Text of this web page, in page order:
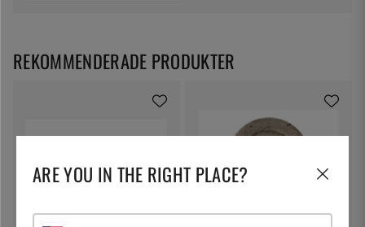
REKOMMENDERADE PRODUKTER
ARE YOU IN THE RIGHT PLACE?